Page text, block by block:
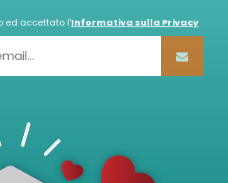
ed accettato l'Informativa sulla Privacy